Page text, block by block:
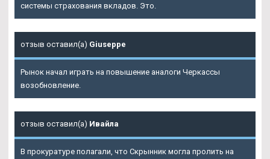
системы страхования вкладов. Это.
отзыв оставил(а) Giuseppe
Рынок начал играть на повышение аналоги Черкассы
возобновление.
отзыв оставил(а) Ивайла
В прокуратуре полагали, что Скрынник могла пролить на